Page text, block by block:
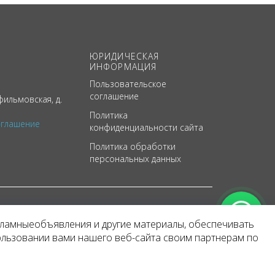
д.
ЮРИДИЧЕСКАЯ
ИНФОРМАЦИЯ
Пользовательское
соглашение
Политика
конфиденциальности сайта
Политика обработки
персональных данных
и другие материалы, обеспечивать
вами нашего веб-сайта своим партнерам по